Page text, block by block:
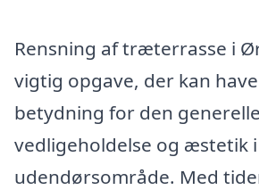
Rensning af træterrasse i
vigtig opgave, der kan
betydning for den generelle
vedligeholdelse og æstetik
udendørsområde. Med